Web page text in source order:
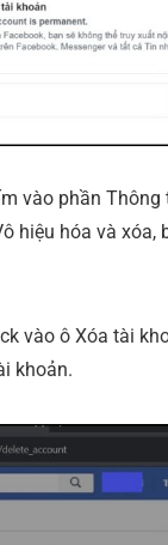
vào phần Thông
hiệu hóa và xóa,
vào ô Xóa tài
khoản.